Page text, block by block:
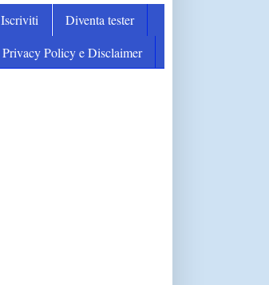
Iscriviti
Diventa tester
Privacy Policy e Disclaimer